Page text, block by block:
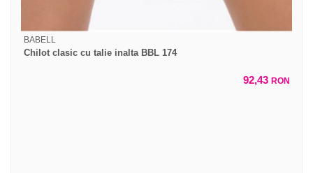
BABELL
Chilot clasic cu talie inalta BBL 174
92,43 RON